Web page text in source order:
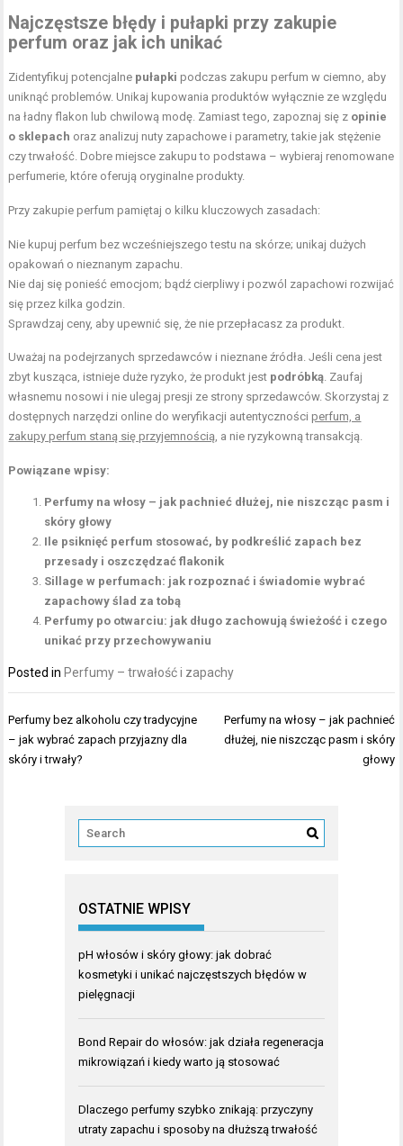
Najczęstsze błędy i pułapki przy zakupie
perfum oraz jak ich unikać
Zidentyfikuj potencjalne pułapki podczas zakupu perfum w ciemno, aby
uniknąć problemów. Unikaj kupowania produktów wyłącznie ze względu
na ładny flakon lub chwilową modę. Zamiast tego, zapoznaj się z opinie
o sklepach oraz analizuj nuty zapachowe i parametry, takie jak stężenie
czy trwałość. Dobre miejsce zakupu to podstawa – wybieraj renomowane
perfumerie, które oferują oryginalne produkty.
Przy zakupie perfum pamiętaj o kilku kluczowych zasadach:
Nie kupuj perfum bez wcześniejszego testu na skórze; unikaj dużych
opakowań o nieznanym zapachu.
Nie daj się ponieść emocjom; bądź cierpliwy i pozwól zapachowi rozwijać
się przez kilka godzin.
Sprawdzaj ceny, aby upewnić się, że nie przepłacasz za produkt.
Uważaj na podejrzanych sprzedawców i nieznane źródła. Jeśli cena jest
zbyt kusząca, istnieje duże ryzyko, że produkt jest podróbką . Zaufaj
własnemu nosowi i nie ulegaj presji ze strony sprzedawców. Skorzystaj z
dostępnych narzędzi online do weryfikacji autentyczności perfum, a
zakupy perfum staną się przyjemnością , a nie ryzykowną transakcją.
Powiązane wpisy:
Perfumy na włosy – jak pachnieć dłużej, nie niszcząc pasm i
skóry głowy
Ile psiknięć perfum stosować, by podkreślić zapach bez
przesady i oszczędzać flakonik
Sillage w perfumach: jak rozpoznać i świadomie wybrać
zapachowy ślad za tobą
Perfumy po otwarciu: jak długo zachowują świeżość i czego
unikać przy przechowywaniu
Posted in Perfumy – trwałość i zapachy
Nawigacja
wpisu
Perfumy bez alkoholu czy tradycyjne
– jak wybrać zapach przyjazny dla
skóry i trwały?
Perfumy na włosy – jak pachnieć
dłużej, nie niszcząc pasm i skóry
głowy
OSTATNIE WPISY
pH włosów i skóry głowy: jak dobrać
kosmetyki i unikać najczęstszych błędów w
pielęgnacji
Bond Repair do włosów: jak działa regeneracja
mikrowiązań i kiedy warto ją stosować
Dlaczego perfumy szybko znikają: przyczyny
utraty zapachu i sposoby na dłuższą trwałość